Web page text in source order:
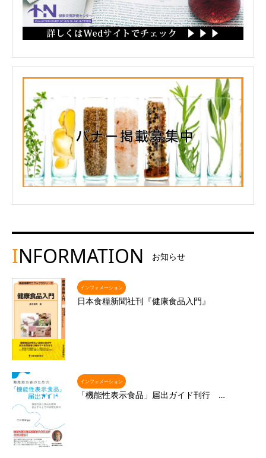
INFORMATION お知らせ
インフォメーション
日本食糧新聞社刊『健康食品入門』
インフォメーション
「機能性表示食品」届出ガイド刊行 …